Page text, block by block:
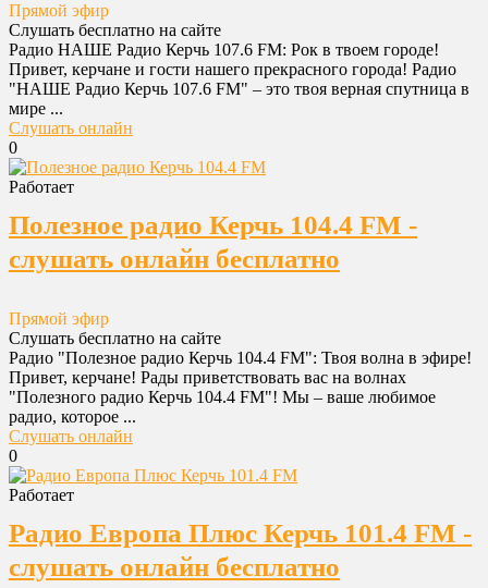
Прямой эфир
Слушать бесплатно на сайте
Радио НАШЕ Радио Керчь 107.6 FM: Рок в твоем городе!
Привет, керчане и гости нашего прекрасного города! Радио
"НАШЕ Радио Керчь 107.6 FM" – это твоя верная спутница в
мире ...
Слушать онлайн
0
Работает
Полезное радио Керчь 104.4 FM -
слушать онлайн бесплатно
Прямой эфир
Слушать бесплатно на сайте
Радио "Полезное радио Керчь 104.4 FM": Твоя волна в эфире!
Привет, керчане! Рады приветствовать вас на волнах
"Полезного радио Керчь 104.4 FM"! Мы – ваше любимое
радио, которое ...
Слушать онлайн
0
Работает
Радио Европа Плюс Керчь 101.4 FM -
слушать онлайн бесплатно